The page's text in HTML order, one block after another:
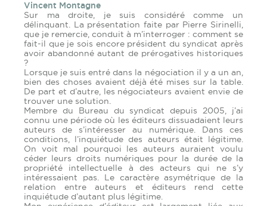
Vincent Montagne
Sur ma droite, je suis considéré comme un
délinquant. La présentation faite par Pierre Sirinelli,
que je remercie, conduit à m’interroger : comment se
fait-il que je sois encore président du syndicat après
avoir abandonné autant de prérogatives historiques
?
Lorsque je suis entré dans la négociation il y a un an,
bien des choses avaient déjà été mises sur la table.
De part et d’autre, les négociateurs avaient envie de
trouver une solution.
Membre du Bureau du syndicat depuis 2005, j’ai
connu une période où les éditeurs dissuadaient leurs
auteurs de s’intéresser au numérique. Dans ces
conditions, l’inquiétude des auteurs était légitime.
On voit mal pourquoi les auteurs auraient voulu
céder leurs droits numériques pour la durée de la
propriété intellectuelle à des acteurs qui ne s’y
intéressaient pas. Le caractère asymétrique de la
relation entre auteurs et éditeurs rend cette
inquiétude d’autant plus légitime.